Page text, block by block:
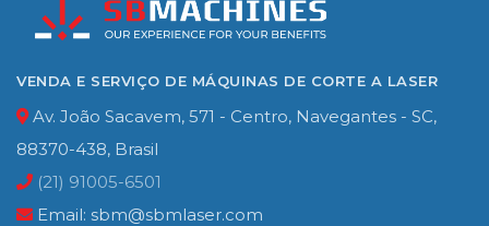
VENDA E SERVIÇO DE MÁQUINAS DE CORTE A LASER
Av. João Sacavem, 571 - Centro, Navegantes - SC,
88370-438, Brasil
(21) 91005-6501
Email: sbm@sbmlaser.com